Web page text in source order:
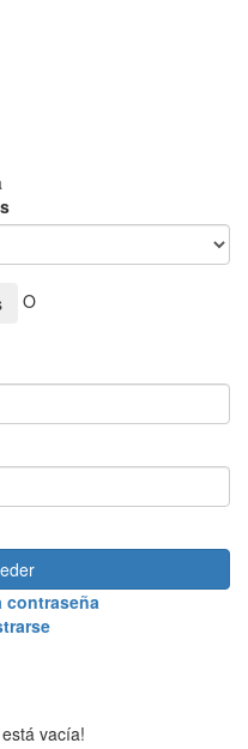
O
contraseña
está vacía!